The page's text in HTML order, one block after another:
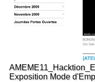
Exposition Mode